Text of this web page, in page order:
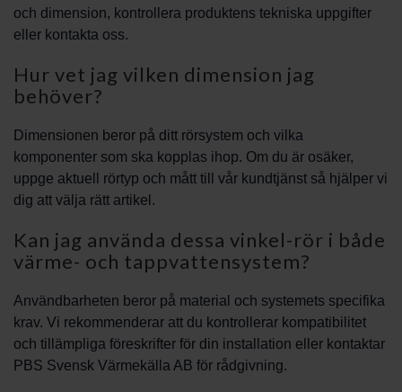
och dimension, kontrollera produktens tekniska uppgifter
eller kontakta oss.
Hur vet jag vilken dimension jag
behöver?
Dimensionen beror på ditt rörsystem och vilka
komponenter som ska kopplas ihop. Om du är osäker,
uppge aktuell rörtyp och mått till vår kundtjänst så hjälper vi
dig att välja rätt artikel.
Kan jag använda dessa vinkel-rör i både
värme- och tappvattensystem?
Användbarheten beror på material och systemets specifika
krav. Vi rekommenderar att du kontrollerar kompatibilitet
och tillämpliga föreskrifter för din installation eller kontaktar
PBS Svensk Värmekälla AB för rådgivning.